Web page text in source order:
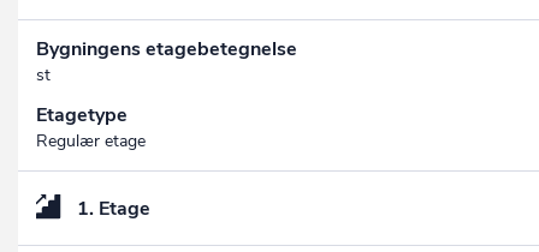
Bygningens etagebetegnelse
st
Etagetype
Regulær etage
1. Etage